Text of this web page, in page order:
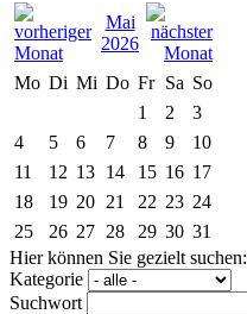
Mai
2026
Mo Di Mi Do Fr Sa So
1
2
3
4
5 6 7 8 9
10
11
12 13 14 15 16 17
18
19 20 21 22 23 24
25
26 27 28 29 30 31
Hier können Sie gezielt suchen:
Kategorie
Suchwort